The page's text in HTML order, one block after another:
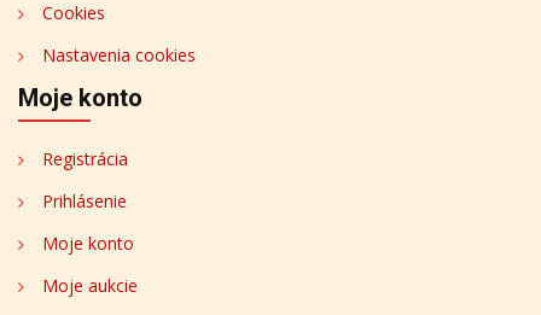
Cookies
Nastavenia cookies
Moje konto
Registrácia
Prihlásenie
Moje konto
Moje aukcie